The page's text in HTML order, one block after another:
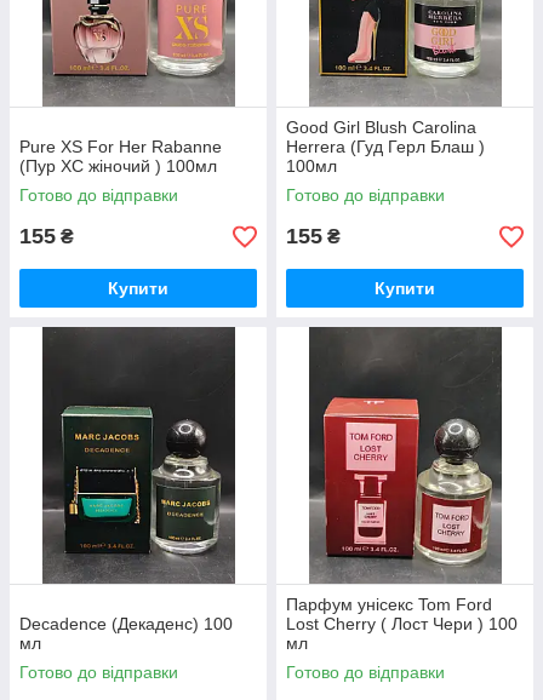
Pure XS For Her Rabanne
(Пур ХС жіночий ) 100мл
Готово до відправки
155 ₴
Купити
Good Girl Blush Carolina
Herrera (Гуд Герл Блаш )
100мл
Готово до відправки
155 ₴
Купити
Decadence (Декаденс) 100
мл
Готово до відправки
Парфум унісекс Tom Ford
Lost Cherry ( Лост Чери ) 100
мл
Готово до відправки